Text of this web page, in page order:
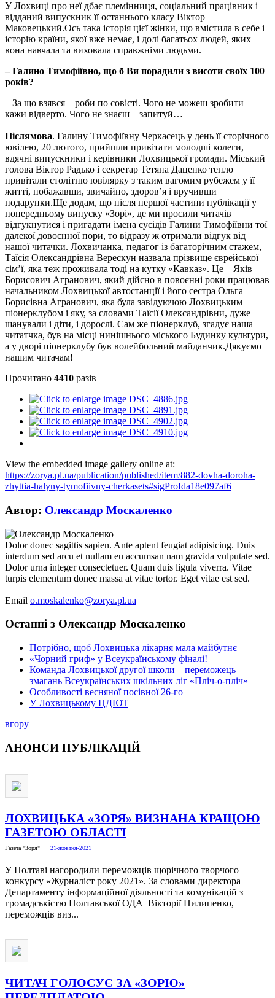
У Лохвиці про неї дбає племінниця, соціальний працівник і
відданий випускник її останнього класу Віктор
Маковецький.Ось така історія цієї жінки, що вмістила в себе і
історію країни, якої вже немає, і долі багатьох людей, яких
вона навчала та виховала справжніми людьми.
– Галино Тимофіївно, що б Ви порадили з висоти своїх 100
років?
– За що взявся – роби по совісті. Чого не можеш зробити –
кажи відверто. Чого не знаєш – запитуй…
Післямова. Галину Тимофіївну Черкасець у день її сторічного
ювілею, 20 лютого, прийшли привітати молодші колеги,
вдячні випускники і керівники Лохвицької громади. Міський
голова Віктор Радько і секретар Тетяна Даценко тепло
привітали столітню ювілярку з таким вагомим рубежем у її
житті, побажавши, звичайно, здоров’я і вручивши
подарунки.Ще додам, що після першої частини публікації у
попередньому випуску «Зорі», де ми просили читачів
відгукнутися і пригадати імена сусідів Галини Тимофіївни тої
далекої довоєнної пори, то відразу ж отримали відгук від
нашої читачки. Лохвичанка, педагог із багаторічним стажем,
Таїсія Олександрівна Верескун назвала прізвище єврейської
сім’ї, яка теж проживала тоді на кутку «Кавказ». Це – Яків
Борисович Агранович, який дійсно в повоєнні роки працював
начальником Лохвицької автостанції і його сестра Ольга
Борисівна Агранович, яка була завідуючою Лохвицьким
піонерклубом і яку, за словами Таїсії Олександрівни, дуже
шанували і діти, і дорослі. Сам же піонерклуб, згадує наша
читатчка, був на місці нинішнього міського Будинку культури,
а у дворі піонерклубу був волейбольний майданчик.Дякуємо
нашим читачам!
Прочитано 4410 разів
View the embedded image gallery online at:
https://zorya.pl.ua/publication/published/item/882-dovha-doroha-
zhyttia-halyny-tymofiivny-cherkasets#sigProIda18e097af6
Автор: Олександр Москаленко
Dolor donec sagittis sapien. Ante aptent feugiat adipisicing. Duis
interdum sed arcu et nullam eu accumsan nam gravida vulputate sed.
Dolor urna integer consectetuer. Quam duis ligula viverra. Vitae
turpis elementum donec massa at vitae tortor. Eget vitae est sed.
Email o.moskalenko@zorya.pl.ua
Останні з Олександр Москаленко
Потрібно, щоб Лохвицька лікарня мала майбутнє
«Чорний гриф» у Всеукраїнському фіналі!
Команда Лохвицької другої школи – переможець
змагань Всеукраїнських шкільних ліг «Пліч-о-пліч»
Особливості весняної посівної 26-го
У Лохвицькому ЦДЮТ
вгору
АНОНСИ ПУБЛІКАЦІЙ
ЛОХВИЦЬКА «ЗОРЯ» ВИЗНАНА КРАЩОЮ
ГАЗЕТОЮ ОБЛАСТІ
Газета "Зоря" 21-жовтня-2021
У Полтаві нагородили переможців щорічного творчого
конкурсу «Журналіст року 2021». За словами директора
Департаменту інформаційної діяльності та комунікацій з
громадськістю Полтавської ОДА Вікторії Пилипенко,
переможців виз...
ЧИТАЧ ГОЛОСУЄ ЗА «ЗОРЮ»